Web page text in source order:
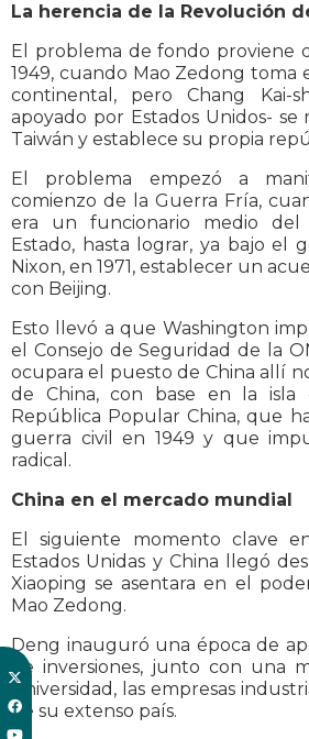
La herencia de la Revolución
El problema de fondo proviene
1949, cuando Mao Zedong toma
continental, pero Chang Kai-
apoyado por Estados Unidos- se
Taiwán y establece su propia
El problema empezó a
comienzo de la Guerra Fría,
era un funcionario medio del
Estado, hasta lograr, ya bajo el
Nixon, en 1971, establecer un
con Beijing.
Esto llevó a que Washington
el Consejo de Seguridad de la
ocupara el puesto de China allí
de China, con base en la isla
República Popular China, que
guerra civil en 1949 y que
radical.
China en el mercado mundial
El siguiente momento clave
Estados Unidas y China llegó
Xiaoping se asentara en el
Mao Zedong.
Deng inauguró una época de
de inversiones, junto con una
universidad, las empresas
de su extenso país.